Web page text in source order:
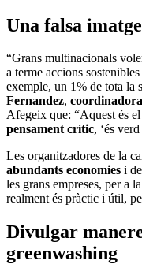
Una falsa
“Grans multinacionals
a terme accions
exemple, un 1% de tota la
Fernandez,
Afegeix que: “Aquest és
pensament crític, ‘és
Les organitzadores de la
abundants economies i
les grans empreses, per a
realment és pràctic i útil,
Divulgar
greenwashing